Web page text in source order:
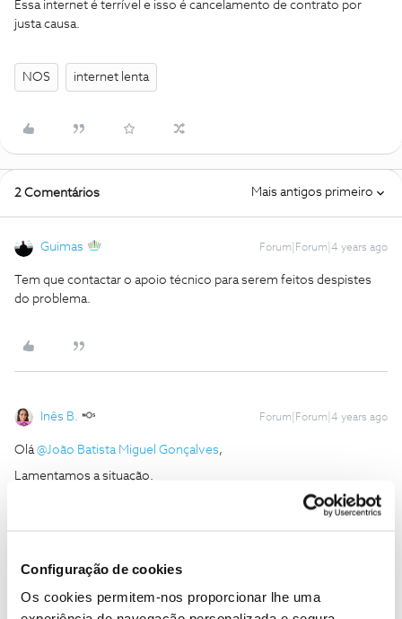
Configuração de cookies
Os cookies permitem-nos proporcionar lhe uma
Essa internet é terrível e isso é cancelamento de contrato por
justa causa.
NOS internet lenta
2 Comentários Mais antigos primeiro
Guimas Forum|Forum|4 years ago
Tem que contactar o apoio técnico para serem feitos despistes
do problema.
Inês B. Forum|Forum|4 years ago
Olá@João Batista Miguel Gonçalves,
Lamentamos a situação.
Envie-nos, por favor, uma mensagem privada com o seu número
Ajude a comunidade a encontrar informação relevante. Marque